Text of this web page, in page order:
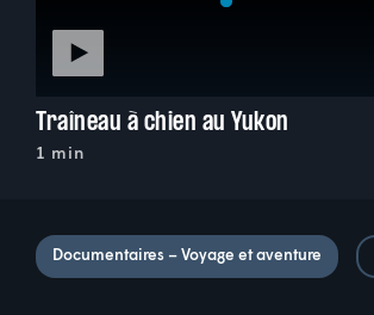
Traîneau à chien au Yukon
1 min
Documentaires – Voyage et aventure